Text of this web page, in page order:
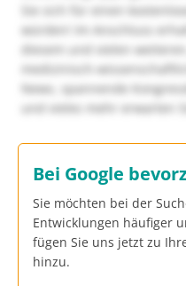
Sie sich für einen
würden! Im Anschluss
diesem und vielen
medizinisch-
News, spannende
und vieles mehr erwarten
Bei Google
Sie möchten bei der
Entwicklungen häufiger
fügen Sie uns jetzt zu
hinzu.